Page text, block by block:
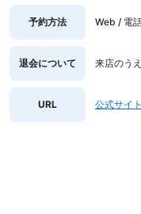
予約方法 Web / 電
退会について 来店のう
URL 公式サイト